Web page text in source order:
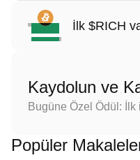
İlk $RICH
Kaydolun ve
Bugüne Özel Ödül: İlk
Popüler